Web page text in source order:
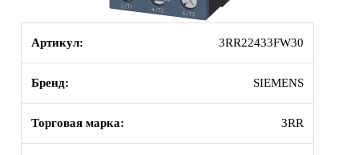
Артикул: 3RR22433FW30
Бренд: SIEMENS
Торговая марка: 3RR